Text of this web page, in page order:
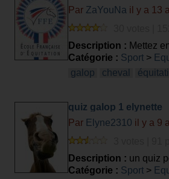
Par ZaYouNa il y a 13
Description : Mettez
Catégorie : Sport >
galop
cheval
quiz galop 1 elynette
Par Elyne2310 il y a 9
Description : un quiz
Catégorie : Sport >